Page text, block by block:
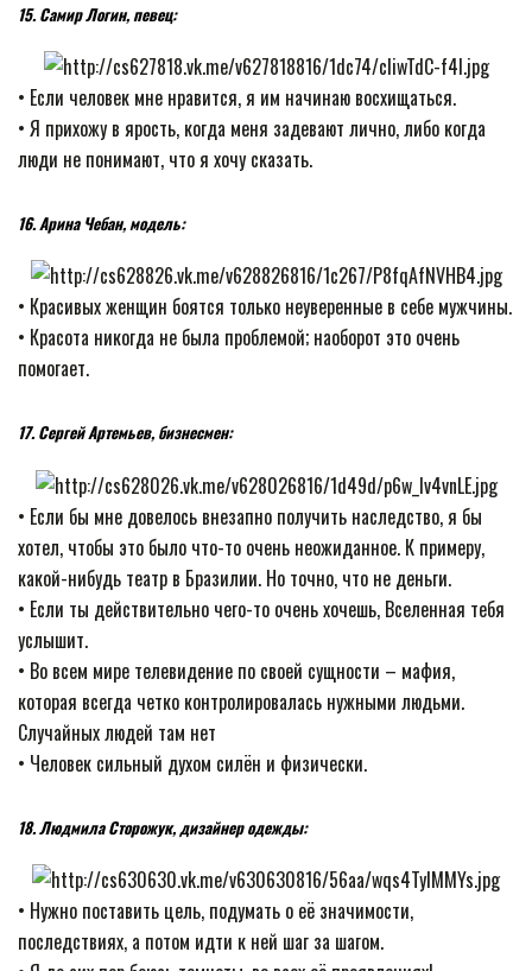
15. Самир Логин, певец:
• Если человек мне нравится, я им начинаю восхищаться.
• Я прихожу в ярость, когда меня задевают лично, либо когда
люди не понимают, что я хочу сказать.
16. Арина Чебан, модель:
• Красивых женщин боятся только неуверенные в себе мужчины.
• Красота никогда не была проблемой; наоборот это очень
помогает.
17. Сергей Артемьев, бизнесмен:
• Если бы мне довелось внезапно получить наследство, я бы
хотел, чтобы это было что-то очень неожиданное. К примеру,
какой-нибудь театр в Бразилии. Но точно, что не деньги.
• Если ты действительно чего-то очень хочешь, Вселенная тебя
услышит.
• Во всем мире телевидение по своей сущности – мафия,
которая всегда четко контролировалась нужными людьми.
Случайных людей там нет
• Человек сильный духом силён и физически.
18. Людмила Сторожук, дизайнер одежды:
• Нужно поставить цель, подумать о её значимости,
последствиях, а потом идти к ней шаг за шагом.